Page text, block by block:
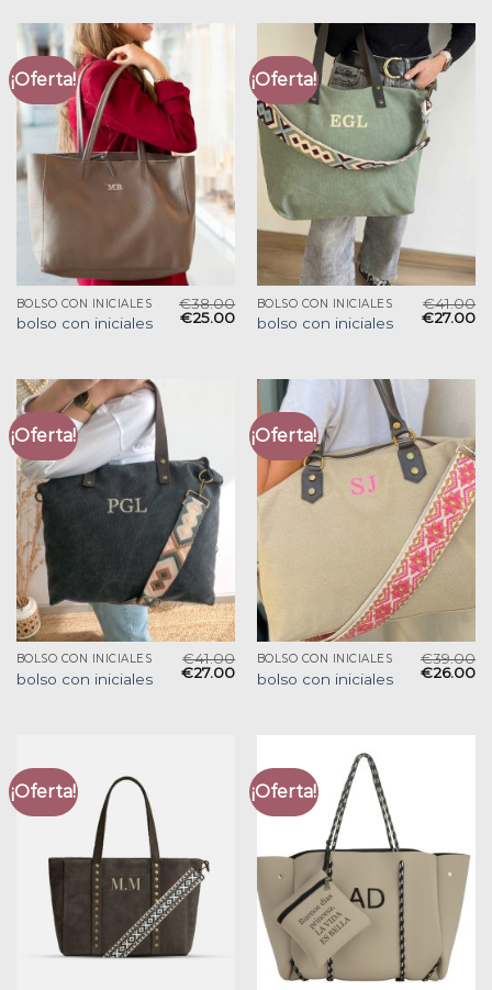
¡Oferta!
BOLSO CON INICIALES
bolso con iniciales
€38.00
€25.00
¡Oferta!
BOLSO CON INICIALES
bolso con iniciales
€41.00
€27.00
¡Oferta!
BOLSO CON INICIALES
bolso con iniciales
€41.00
€27.00
¡Oferta!
BOLSO CON INICIALES
bolso con iniciales
€39.00
€26.00
¡Oferta! ¡Oferta!